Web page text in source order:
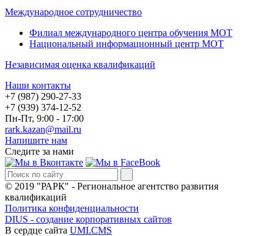
Международное сотрудничество
Филиал международного центра обучения МОТ
Национальный информационный центр МОТ
Независимая оценка квалификаций
Наши контакты
+7 (987) 290-27-33
+7 (939) 374-12-52
Пн-Пт, 9:00 - 17:00
rark.kazan@mail.ru
Напишите нам
Следите за нами
© 2019 "РАРК" - Региональное агентство развития
квалификаций
Политика конфиденциальности
DIUS - создание корпоративных сайтов
В сердце сайта UMI.CMS